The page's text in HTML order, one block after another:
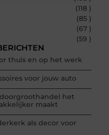
(118 )
(85 )
(67 )
(59 )
thuis en op het werk
voor jouw auto
het
maakt
als decor voor